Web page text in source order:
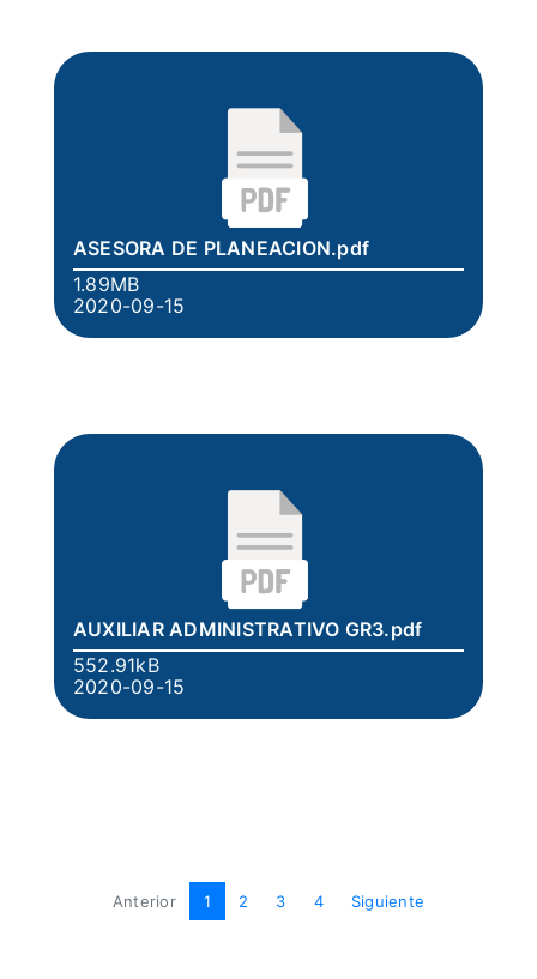
ASESORA DE PLANEACION.pdf
1.89MB
2020-09-15
AUXILIAR ADMINISTRATIVO GR3.pdf
552.91kB
2020-09-15
Anterior 1 2 3 4 Siguiente